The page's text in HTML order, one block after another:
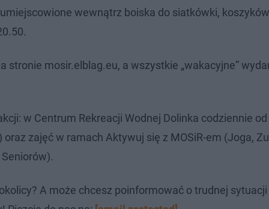
wewnątrz boiska do siatkówki,
stronie mosir.elblag.eu, a wszystkie „wakacyjne”
w Centrum Rekreacji Wodnej Dolinka codziennie od
zajęć w ramach Aktywuj się z MOSiR-em (Joga,
A może chcesz poinformować o trudnej